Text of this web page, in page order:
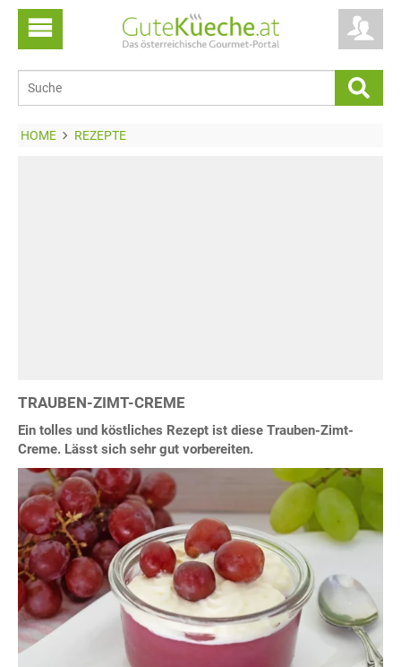
HOME REZEPTE
TRAUBEN-ZIMT-CREME
Ein tolles und köstliches Rezept ist diese Trauben-Zimt-
Creme. Lässt sich sehr gut vorbereiten.